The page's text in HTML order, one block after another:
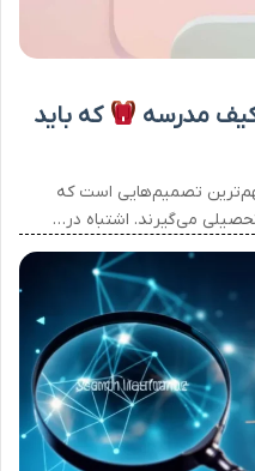
که باید
تصمیم‌هایی است که
می‌گیرند. اشتباه در…